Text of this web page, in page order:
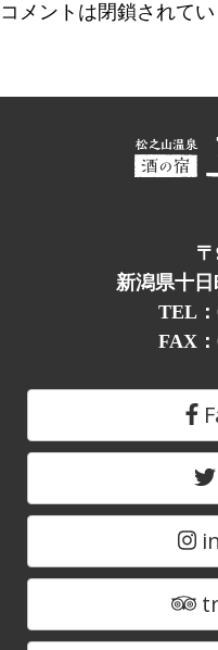
コメントは閉鎖されてい
新潟県十
TEL：
FAX：